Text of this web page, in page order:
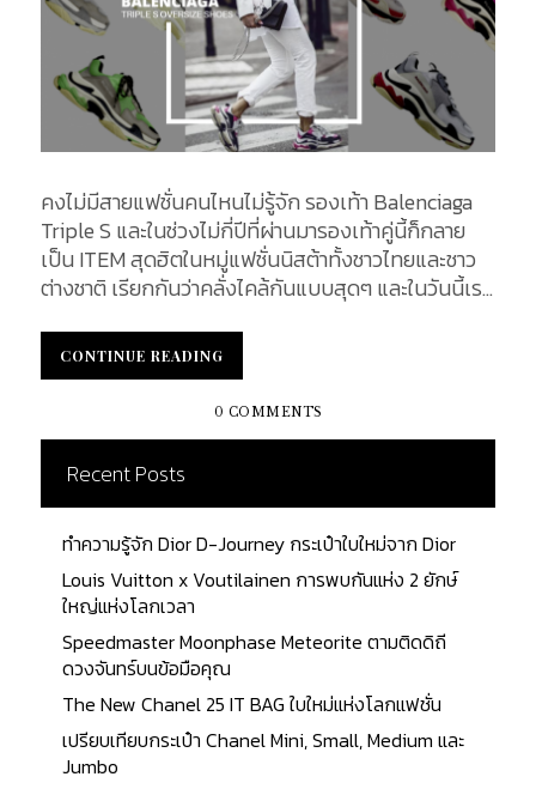
คงไม่มีสายแฟชั่นคนไหนไม่รู้จัก รองเท้า Balenciaga
Triple S และในช่วงไม่กี่ปีที่ผ่านมารองเท้าคู่นี้ก็กลาย
เป็น ITEM สุดฮิตในหมู่แฟชั่นนิสต้าทั้งชาวไทยและชาว
ต่างชาติ เรียกกันว่าคลั่งไคล้กันแบบสุดๆ และในวันนี้เรา
รองเท้ายุค 90's คู่นี้กันค่ะ บาเลนเซียก้า (Balenciaga)
แบรนด์โอต์กูตูร์ที่มีประวัติมายาวนานกว่า 100 ปี ที่ก่อ
ตั้งโดย คริสโตบัล บาเลนซิเอก้า (Cristobal
Balenciaga) นักออกแบบแฟชั่นกูตูริเยร์ในตำนาน ฝีมือ
การออกแบบของเขาโดดเด่นเป็นเอกลักษณ์ยากที่จะมี
ใครลอกเลียนแบบได้ ทุกผลงานของเขานั้นสร้างความ
ตื่นตาตื่นใจให้กับผู้พบเห็นอยู่เสมอ และชื่อเสียงของ
แบรนด์เป็นที่รู้จักในวงการแฟชั่นชั้นสูง ในปัจจุบัน
แบรนด์ Balenciaga เน้นการดีไซน์ไปทางแนวสตรีท
แฟชั่นมากขึ้น แต่ยังคงมีกลิ่นอายของความเป็น
เอกลักษณ์ของแบรนด์อยู่ เพราะกระแสของ Street
Fashion เริ่มมีอิทธิพลกับคนรุ่นใหม่มากขึ้น สินค้าทุกชิ้น
ทั้งกระเป๋า เสื้อผ้า แอคเซสเซอรี่ต่างๆ และรองเท้า จึง
ถูกออกแบบมาเพื่อให้สอดคล้องกับความต้องการของ
เหล่าบรรดาแฟชั่นนิสต้าสมัยใหม่ นักออกแบบรุ่นใหม่นำ
ทีมโดย เดมนา กวาซาเลีย (Demna Gvasalia) ดีไซเนอร์
CONTINUE READING
CONTINUE READING
0 COMMENTS
Recent Posts
ทำความรู้จัก Dior D-Journey กระเป๋าใบใหม่จาก Dior
Louis Vuitton x Voutilainen การพบกันแห่ง 2 ยักษ์
ใหญ่แห่งโลกเวลา
Speedmaster Moonphase Meteorite ตามติดดิถี
ดวงจันทร์บนข้อมือคุณ
The New Chanel 25 IT BAG ใบใหม่แห่งโลกแฟชั่น
เปรียบเทียบกระเป๋า Chanel Mini, Small, Medium และ
Jumbo